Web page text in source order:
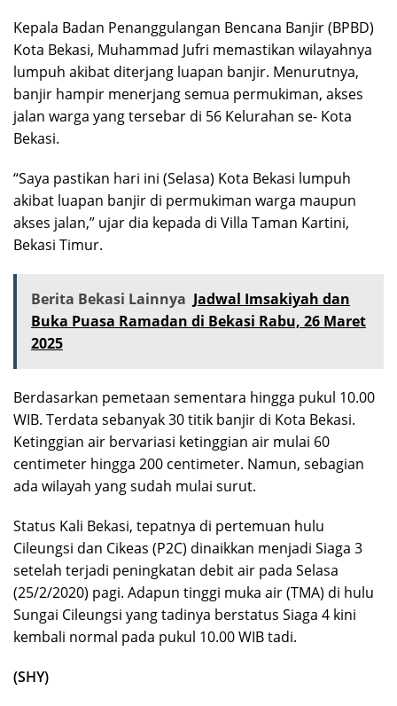
Kepala Badan Penanggulangan Bencana Banjir (BPBD)
Kota Bekasi, Muhammad Jufri memastikan wilayahnya
lumpuh akibat diterjang luapan banjir. Menurutnya,
banjir hampir menerjang semua permukiman, akses
jalan warga yang tersebar di 56 Kelurahan se- Kota
Bekasi.
“Saya pastikan hari ini (Selasa) Kota Bekasi lumpuh
akibat luapan banjir di permukiman warga maupun
akses jalan,” ujar dia kepada di Villa Taman Kartini,
Bekasi Timur.
Berita Bekasi Lainnya Jadwal Imsakiyah dan
Buka Puasa Ramadan di Bekasi Rabu, 26 Maret
2025
Berdasarkan pemetaan sementara hingga pukul 10.00
WIB. Terdata sebanyak 30 titik banjir di Kota Bekasi.
Ketinggian air bervariasi ketinggian air mulai 60
centimeter hingga 200 centimeter. Namun, sebagian
ada wilayah yang sudah mulai surut.
Status Kali Bekasi, tepatnya di pertemuan hulu
Cileungsi dan Cikeas (P2C) dinaikkan menjadi Siaga 3
setelah terjadi peningkatan debit air pada Selasa
(25/2/2020) pagi. Adapun tinggi muka air (TMA) di hulu
Sungai Cileungsi yang tadinya berstatus Siaga 4 kini
kembali normal pada pukul 10.00 WIB tadi.
(SHY)